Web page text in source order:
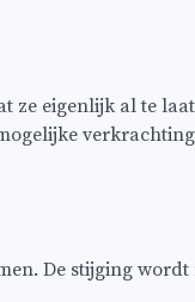
ze eigenlijk al te
De stijging